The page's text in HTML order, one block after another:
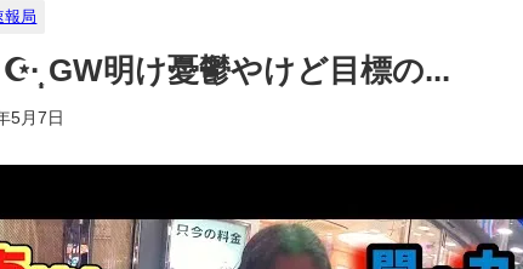
報局
☪︎·̩͙ GW明け憂鬱やけど目標の...
5月7日